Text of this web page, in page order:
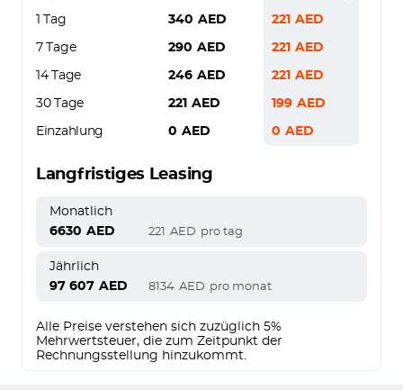
1 Tag 340 AED 221 AED
7 Tage 290 AED 221 AED
14 Tage 246 AED 221 AED
30 Tage 221 AED 199 AED
Einzahlung 0 AED 0 AED
Langfristiges Leasing
Monatlich
6630 AED 221 AED pro tag
Jährlich
97 607 AED 8134 AED pro monat
Alle Preise verstehen sich zuzüglich 5%
Mehrwertsteuer, die zum Zeitpunkt der
Rechnungsstellung hinzukommt.